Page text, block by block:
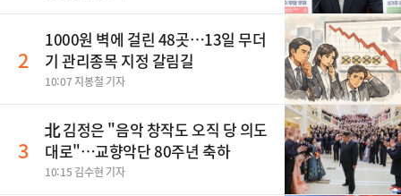
2
1000원 벽에 걸린 48곳…13일 무더
기 관리종목 지정 갈림길
10:07 지봉철 기자
3
北 김정은 "음악 창작도 오직 당 의도
대로"…교향악단 80주년 축하
10:15 김수현 기자